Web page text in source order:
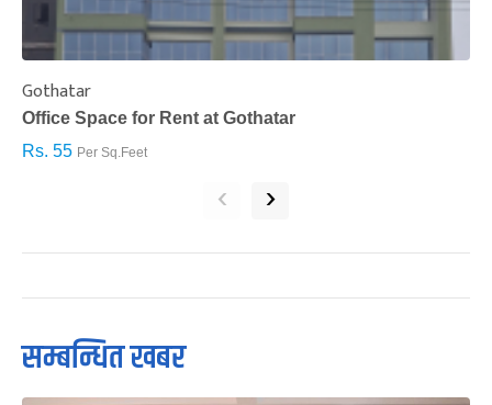
Gothatar
Office Space for Rent at Gothatar
Rs. 55 Per Sq.Feet
‹ ›
सम्बन्धित खबर